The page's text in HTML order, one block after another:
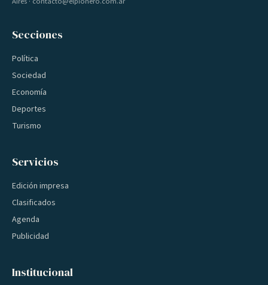
Secciones
Política
Sociedad
Economía
Deportes
Turismo
Servicios
Edición impresa
Clasificados
Agenda
Publicidad
Institucional